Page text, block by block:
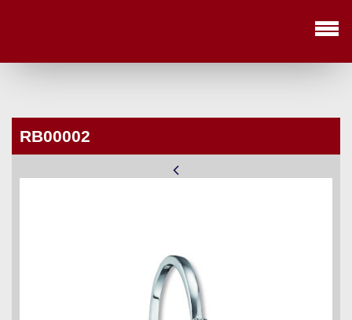
RB00002